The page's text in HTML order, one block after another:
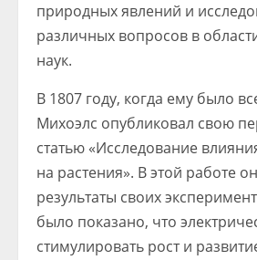
природных явлений и
различных вопросов в
наук.
В 1807 году, когда ему было
Михоэлс опубликовал свою
статью «Исследование
на растения». В этой работе
результаты своих
было показано, что
стимулировать рост и